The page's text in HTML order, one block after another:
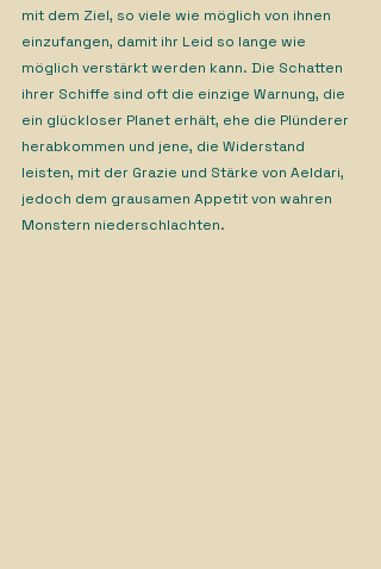
mit dem Ziel, so viele wie möglich von ihnen
einzufangen, damit ihr Leid so lange wie
möglich verstärkt werden kann. Die Schatten
ihrer Schiffe sind oft die einzige Warnung, die
ein glückloser Planet erhält, ehe die Plünderer
herabkommen und jene, die Widerstand
leisten, mit der Grazie und Stärke von Aeldari,
jedoch dem grausamen Appetit von wahren
Monstern niederschlachten.